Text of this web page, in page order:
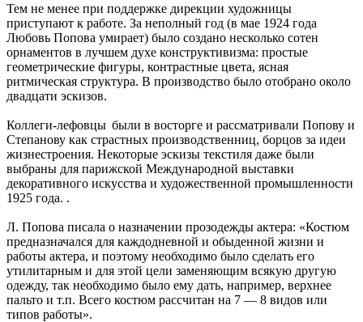
Тем не менее при поддержке дирекции художницы
приступают к работе. За неполный год (в мае 1924 года
Любовь Попова умирает) было создано несколько сотен
орнаментов в лучшем духе конструктивизма: простые
геометрические фигуры, контрастные цвета, ясная
ритмическая структура. В производство было отобрано около
двадцати эскизов.
Коллеги-лефовцы были в восторге и рассматривали Попову и
Степанову как страстных производственниц, борцов за идеи
жизнестроения. Некоторые эскизы текстиля даже были
выбраны для парижской Международной выставки
декоративного искусства и художественной промышленности
1925 года. .
Л. Попова писала о назначении прозодежды актера: «Костюм
предназначался для каждодневной и обыденной жизни и
работы актера, и поэтому необходимо было сделать его
утилитарным и для этой цели заменяющим всякую другую
одежду, так необходимо было ему дать, например, верхнее
пальто и т.п. Всего костюм рассчитан на 7 — 8 видов или
типов работы».